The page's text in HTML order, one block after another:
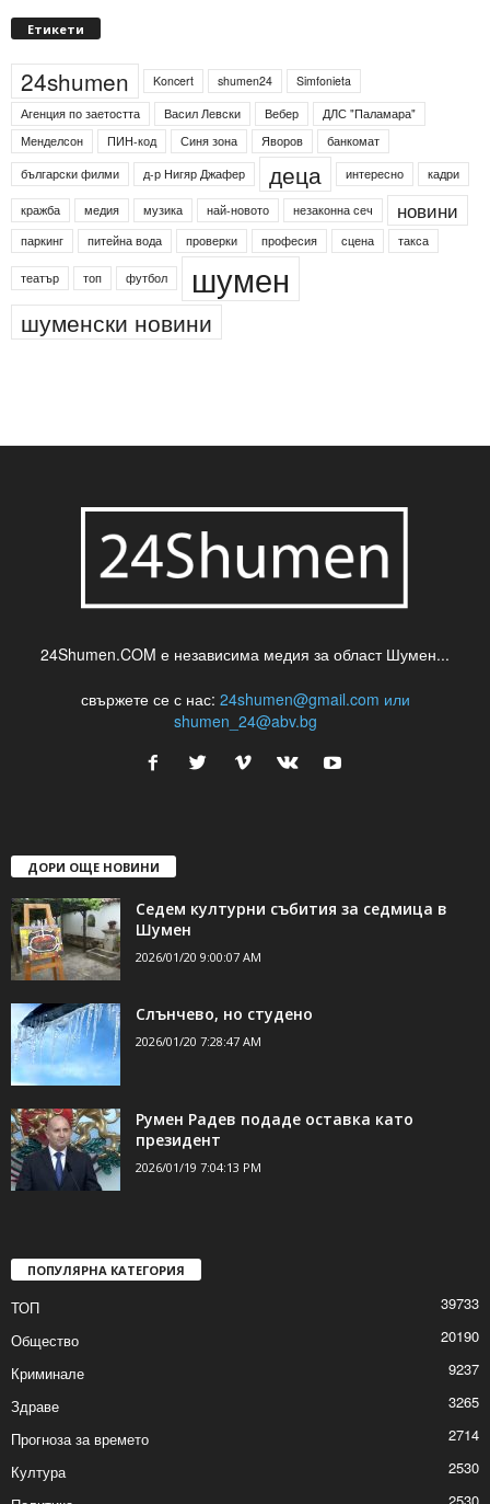
Етикети
24shumen Koncert shumen24
Simfonieta
Агенция по заетостта
Васил Левски Вебер
ДЛС "Паламара"
Менделсон
ПИН-код Синя зона Яворов
банкомат
български филми
д-р Нигяр Джафер деца интересно кадри
кражба медия музика най-новото незаконна сеч новини
паркинг питейна вода проверки професия сцена такса
театър топ футбол шумен
шуменски новини
24Shumen.COM е независима медия за област Шумен...
свържете се с нас: 24shumen@gmail.com или
shumen_24@abv.bg
ДОРИ ОЩЕ НОВИНИ
Седем културни събития за седмица в
Шумен
2026/01/20 9:00:07 AM
Слънчево, но студено
2026/01/20 7:28:47 AM
Румен Радев подаде оставка като
президент
2026/01/19 7:04:13 PM
ПОПУЛЯРНА КАТЕГОРИЯ
ТОП
39733
Общество
20190
Криминале
9237
Здраве
3265
Прогноза за времето
2714
Култура
2530